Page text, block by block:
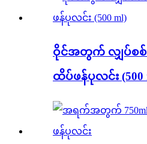
ဝိုင်အတွက် လျှပ်စ
ထိပ်ဖန်ပုလင်း (500